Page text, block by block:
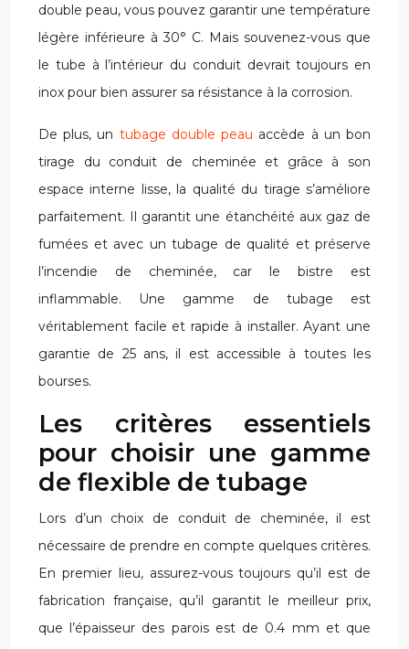
double peau, vous pouvez garantir une température
légère inférieure à 30° C. Mais souvenez-vous que
le tube à l’intérieur du conduit devrait toujours en
inox pour bien assurer sa résistance à la corrosion.
De plus, un tubage double peau accède à un bon
tirage du conduit de cheminée et grâce à son
espace interne lisse, la qualité du tirage s’améliore
parfaitement. Il garantit une étanchéité aux gaz de
fumées et avec un tubage de qualité et préserve
l’incendie de cheminée, car le bistre est
inflammable. Une gamme de tubage est
véritablement facile et rapide à installer. Ayant une
garantie de 25 ans, il est accessible à toutes les
bourses.
Les critères essentiels
pour choisir une gamme
de flexible de tubage
Lors d’un choix de conduit de cheminée, il est
nécessaire de prendre en compte quelques critères.
En premier lieu, assurez-vous toujours qu’il est de
fabrication française, qu’il garantit le meilleur prix,
que l’épaisseur des parois est de 0.4 mm et que